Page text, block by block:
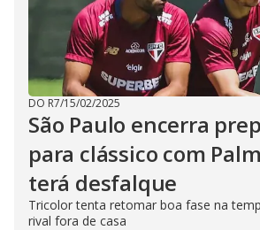
DO R7/15/02/2025
São Paulo encerra
para clássico com
terá desfalque
Tricolor tenta retomar boa fase na
rival fora de casa